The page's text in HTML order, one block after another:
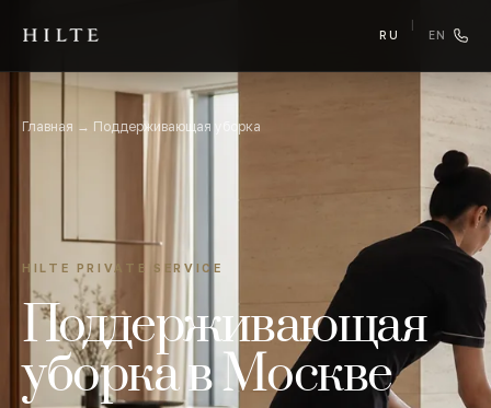
RU
|
EN
Главная → Поддерживающая уборка
HILTE PRIVATE SERVICE
Поддерживающая
уборка в Москве